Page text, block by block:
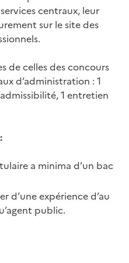
centraux, leur
sur le site des
de celles des concours
d’administration : 1
1 entretien
a minima d’un bac
d’une expérience d’au
public.